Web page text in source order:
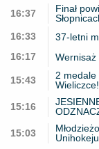
16:37
Finał
16:33
37-letni
16:17
Wernisaż
15:43
2 medale
Wieliczce!
15:16
15:03